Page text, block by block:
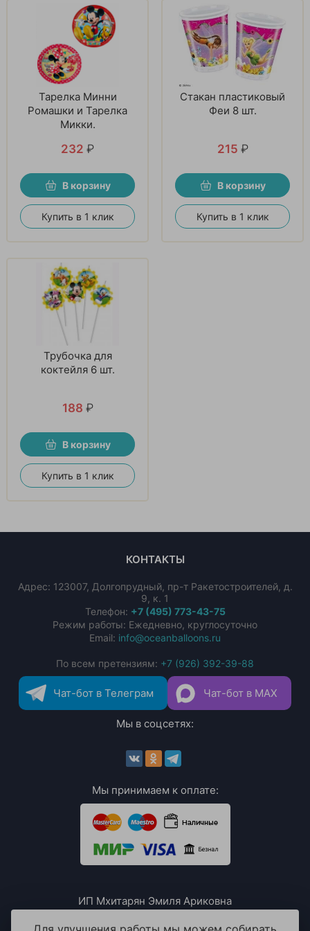
Тарелка Минни
Ромашки и Тарелка
Микки.
232 ₽
В корзину
Купить в 1 клик
Стакан пластиковый
Феи 8 шт.
215 ₽
В корзину
Купить в 1 клик
Трубочка для
коктейля 6 шт.
188 ₽
В корзину
Купить в 1 клик
КОНТАКТЫ
Адрес: 123007, Долгопрудный, пр-т Ракетостроителей, д.
9, к. 1
Телефон: +7 (495) 773-43-75
Режим работы: Ежедневно, круглосуточно
Email: info@oceanballoons.ru
По всем претензиям: +7 (926) 392-39-88
Чат-бот в Телеграм Чат-бот в MAX
Мы в соцсетях:
Мы принимаем к оплате:
ИП Мхитарян Эмиля Ариковна
ИНН: 771385063807
ОГРН / ОГРНИП: 319508100076230